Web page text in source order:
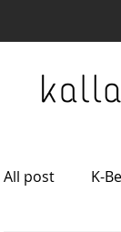
All post K-